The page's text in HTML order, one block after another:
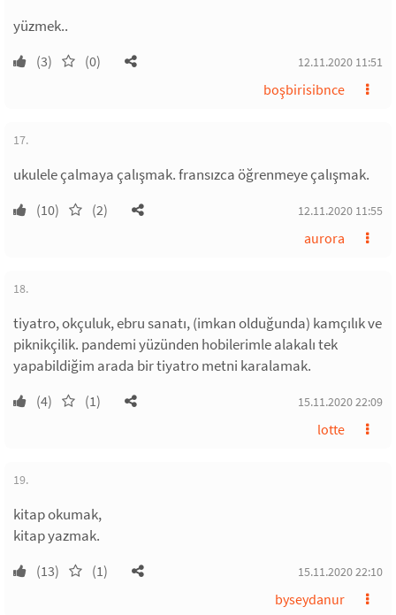
yüzmek..
(3) (0) 12.11.2020 11:51
boşbirisibnce
17.
ukulele çalmaya çalışmak. fransızca öğrenmeye çalışmak.
(10) (2) 12.11.2020 11:55
aurora
18.
tiyatro, okçuluk, ebru sanatı, (imkan olduğunda) kamçılık ve
piknikçilik. pandemi yüzünden hobilerimle alakalı tek
yapabildiğim arada bir tiyatro metni karalamak.
(4) (1) 15.11.2020 22:09
lotte
19.
kitap okumak,
kitap yazmak.
(13) (1) 15.11.2020 22:10
byseydanur